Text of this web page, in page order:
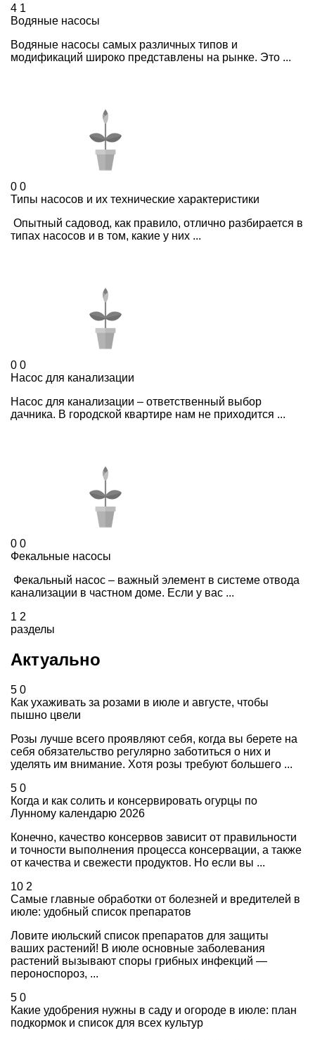
4 1
Водяные насосы
Водяные насосы самых различных типов и
модификаций широко представлены на рынке. Это ...
0 0
Типы насосов и их технические характеристики
Опытный садовод, как правило, отлично разбирается в
типах насосов и в том, какие у них ...
0 0
Насос для канализации
Насос для канализации – ответственный выбор
дачника. В городской квартире нам не приходится ...
0 0
Фекальные насосы
Фекальный насос – важный элемент в системе отвода
канализации в частном доме. Если у вас ...
1 2
разделы
Актуально
5 0
Как ухаживать за розами в июле и августе, чтобы
пышно цвели
Розы лучше всего проявляют себя, когда вы берете на
себя обязательство регулярно заботиться о них и
уделять им внимание. Хотя розы требуют большего ...
5 0
Когда и как солить и консервировать огурцы по
Лунному календарю 2026
Конечно, качество консервов зависит от правильности
и точности выполнения процесса консервации, а также
от качества и свежести продуктов. Но если вы ...
10 2
Самые главные обработки от болезней и вредителей в
июле: удобный список препаратов
Ловите июльский список препаратов для защиты
ваших растений! В июле основные заболевания
растений вызывают споры грибных инфекций —
пероноспороз, ...
5 0
Какие удобрения нужны в саду и огороде в июле: план
подкормок и список для всех культур